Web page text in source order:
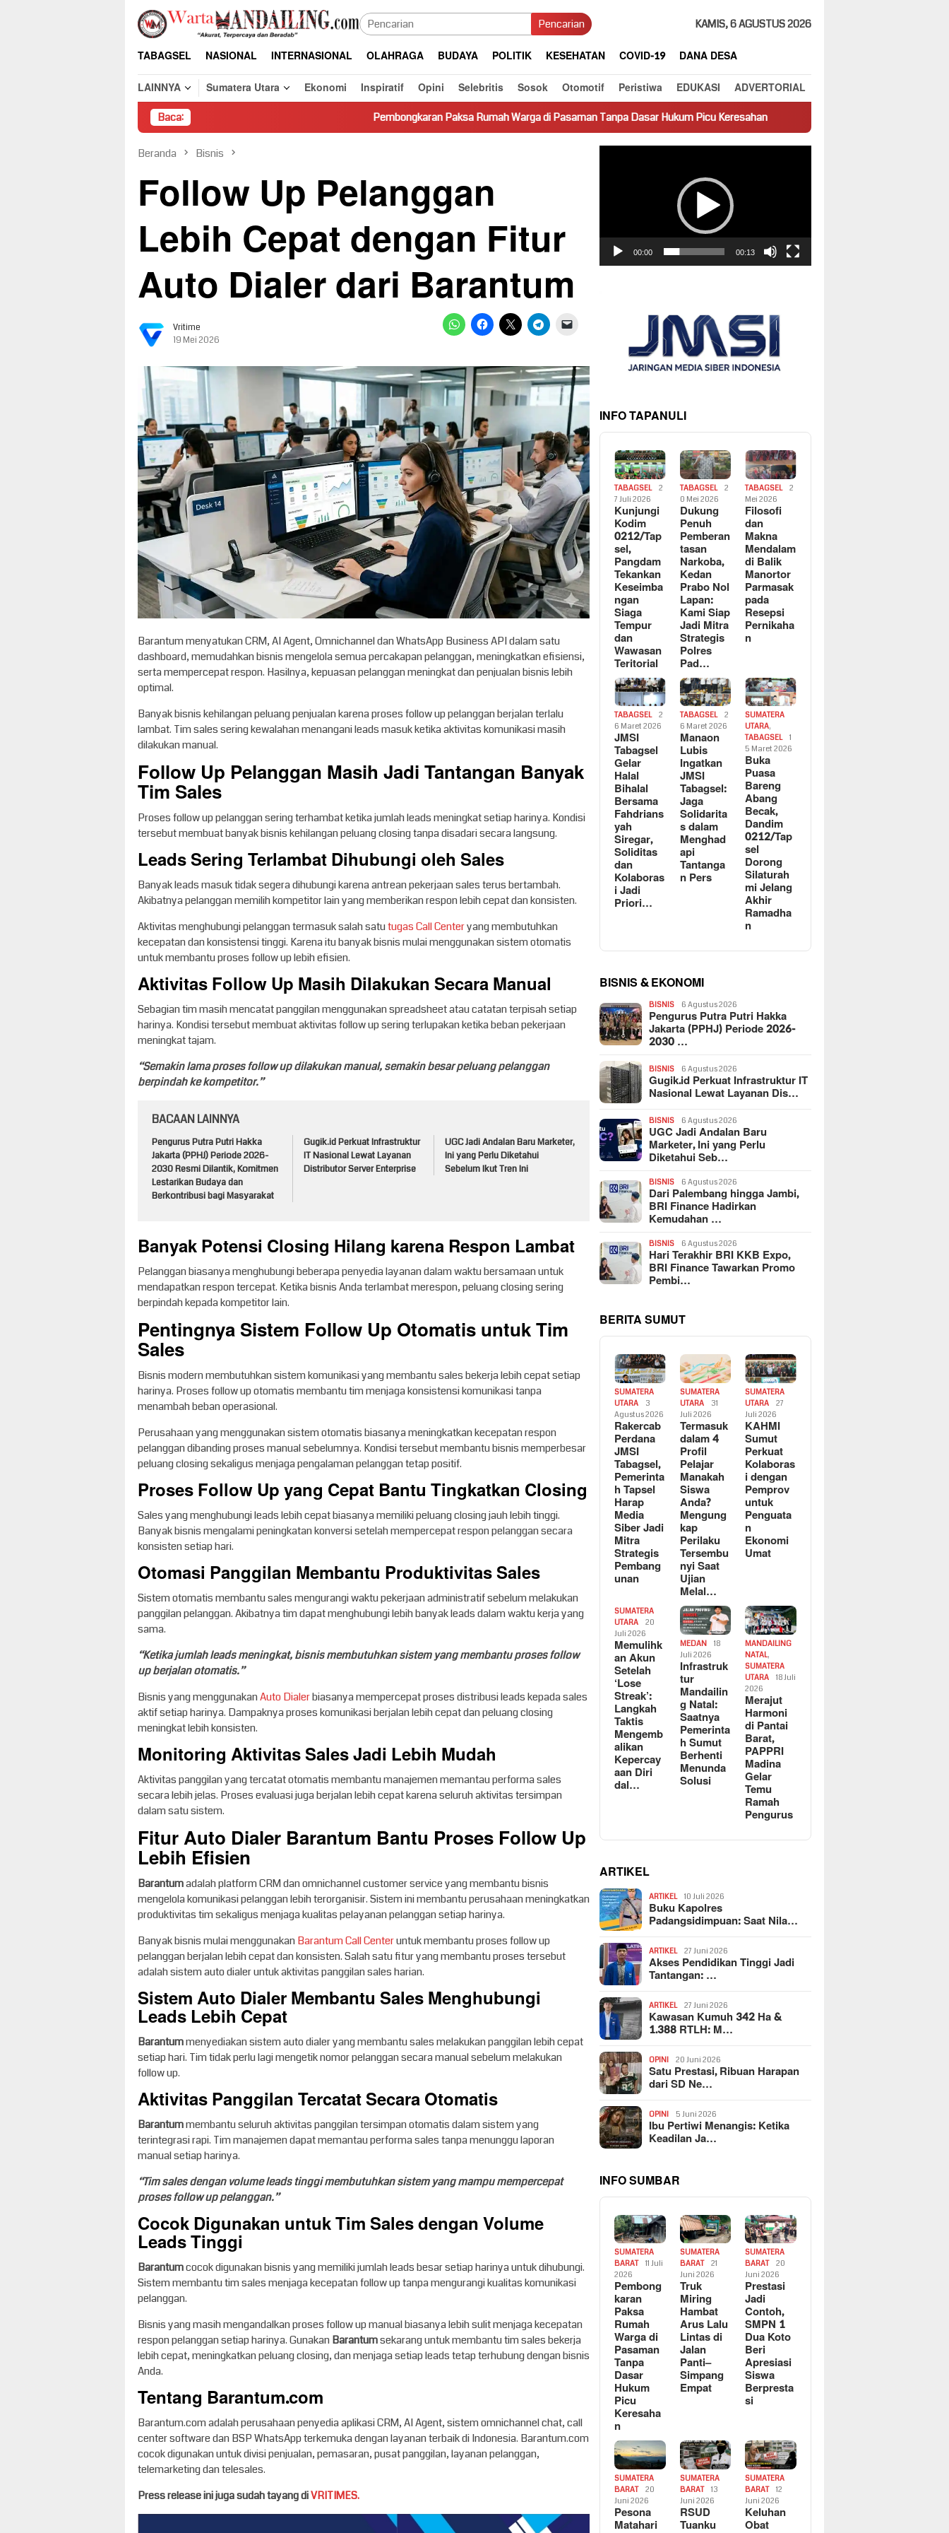
Loncat
konten
Pencarian KAMIS, 6 AGUSTUS 2026
TABAGSEL NASIONAL INTERNASIONAL OLAHRAGA BUDAYA POLITIK KESEHATAN COVID-19
DANA DESA
LAINNYA
Sumatera Utara Ekonomi Inspiratif Opini Selebritis Sosok Otomotif Peristiwa EDUKASI ADVERTORIAL
Baca: Pembongkaran Paksa Rumah Warga di Pasaman Tanpa Dasar Hukum Picu Keresahan Truk Miring Hambat Arus Lalu Lintas di Jalan
Beranda Bisnis
Follow Up Pelanggan
Lebih Cepat dengan Fitur
Auto Dialer dari Barantum
Vritime
19 Mei 2026
Barantum menyatukan CRM, AI Agent, Omnichannel dan WhatsApp Business API dalam satu
dashboard, memudahkan bisnis mengelola semua percakapan pelanggan, meningkatkan efisiensi,
serta mempercepat respon. Hasilnya, kepuasan pelanggan meningkat dan penjualan bisnis lebih
optimal.
Banyak bisnis kehilangan peluang penjualan karena proses follow up pelanggan berjalan terlalu
lambat. Tim sales sering kewalahan menangani leads masuk ketika aktivitas komunikasi masih
dilakukan manual.
Follow Up Pelanggan Masih Jadi Tantangan Banyak
Tim Sales
Proses follow up pelanggan sering terhambat ketika jumlah leads meningkat setiap harinya. Kondisi
tersebut membuat banyak bisnis kehilangan peluang closing tanpa disadari secara langsung.
Leads Sering Terlambat Dihubungi oleh Sales
Banyak leads masuk tidak segera dihubungi karena antrean pekerjaan sales terus bertambah.
Akibatnya pelanggan memilih kompetitor lain yang memberikan respon lebih cepat dan konsisten.
Aktivitas menghubungi pelanggan termasuk salah satutugas Call Centeryang membutuhkan
kecepatan dan konsistensi tinggi. Karena itu banyak bisnis mulai menggunakan sistem otomatis
untuk membantu proses follow up lebih efisien.
Aktivitas Follow Up Masih Dilakukan Secara Manual
Sebagian tim masih mencatat panggilan menggunakan spreadsheet atau catatan terpisah setiap
harinya. Kondisi tersebut membuat aktivitas follow up sering terlupakan ketika beban pekerjaan
meningkat tajam.
“Semakin lama proses follow up dilakukan manual, semakin besar peluang pelanggan
berpindah ke kompetitor.”
BACAAN LAINNYA
Pengurus Putra Putri Hakka
Jakarta (PPHJ) Periode 2026-
2030 Resmi Dilantik, Komitmen
Lestarikan Budaya dan
Berkontribusi bagi Masyarakat
Gugik.id Perkuat Infrastruktur
IT Nasional Lewat Layanan
Distributor Server Enterprise
UGC Jadi Andalan Baru Marketer,
Ini yang Perlu Diketahui
Sebelum Ikut Tren Ini
Banyak Potensi Closing Hilang karena Respon Lambat
Pelanggan biasanya menghubungi beberapa penyedia layanan dalam waktu bersamaan untuk
mendapatkan respon tercepat. Ketika bisnis Anda terlambat merespon, peluang closing sering
berpindah kepada kompetitor lain.
Pentingnya Sistem Follow Up Otomatis untuk Tim
Sales
Bisnis modern membutuhkan sistem komunikasi yang membantu sales bekerja lebih cepat setiap
harinya. Proses follow up otomatis membantu tim menjaga konsistensi komunikasi tanpa
menambah beban operasional.
Perusahaan yang menggunakan sistem otomatis biasanya meningkatkan kecepatan respon
pelanggan dibanding proses manual sebelumnya. Kondisi tersebut membantu bisnis memperbesar
peluang closing sekaligus menjaga pengalaman pelanggan tetap positif.
Proses Follow Up yang Cepat Bantu Tingkatkan Closing
Sales yang menghubungi leads lebih cepat biasanya memiliki peluang closing jauh lebih tinggi.
Banyak bisnis mengalami peningkatan konversi setelah mempercepat respon pelanggan secara
konsisten setiap hari.
Otomasi Panggilan Membantu Produktivitas Sales
Sistem otomatis membantu sales mengurangi waktu pekerjaan administratif sebelum melakukan
panggilan pelanggan. Akibatnya tim dapat menghubungi lebih banyak leads dalam waktu kerja yang
sama.
“Ketika jumlah leads meningkat, bisnis membutuhkan sistem yang membantu proses follow
up berjalan otomatis.”
Bisnis yang menggunakanAuto Dialerbiasanya mempercepat proses distribusi leads kepada sales
aktif setiap harinya. Dampaknya proses komunikasi berjalan lebih cepat dan peluang closing
meningkat lebih konsisten.
Monitoring Aktivitas Sales Jadi Lebih Mudah
Aktivitas panggilan yang tercatat otomatis membantu manajemen memantau performa sales
secara lebih jelas. Proses evaluasi juga berjalan lebih cepat karena seluruh aktivitas tersimpan
dalam satu sistem.
Fitur Auto Dialer Barantum Bantu Proses Follow Up
Lebih Efisien
Barantumadalah platform CRM dan omnichannel customer service yang membantu bisnis
mengelola komunikasi pelanggan lebih terorganisir. Sistem ini membantu perusahaan meningkatkan
produktivitas tim sekaligus menjaga kualitas pelayanan pelanggan setiap harinya.
Banyak bisnis mulai menggunakanBarantum Call Centeruntuk membantu proses follow up
pelanggan berjalan lebih cepat dan konsisten. Salah satu fitur yang membantu proses tersebut
adalah sistem auto dialer untuk aktivitas panggilan sales harian.
Sistem Auto Dialer Membantu Sales Menghubungi
Leads Lebih Cepat
Barantummenyediakan sistem auto dialer yang membantu sales melakukan panggilan lebih cepat
setiap hari. Tim tidak perlu lagi mengetik nomor pelanggan secara manual sebelum melakukan
follow up.
Aktivitas Panggilan Tercatat Secara Otomatis
Barantummembantu seluruh aktivitas panggilan tersimpan otomatis dalam sistem yang
terintegrasi rapi. Tim manajemen dapat memantau performa sales tanpa menunggu laporan
manual setiap harinya.
“Tim sales dengan volume leads tinggi membutuhkan sistem yang mampu mempercepat
proses follow up pelanggan.”
Cocok Digunakan untuk Tim Sales dengan Volume
Leads Tinggi
Barantumcocok digunakan bisnis yang memiliki jumlah leads besar setiap harinya untuk dihubungi.
Sistem membantu tim sales menjaga kecepatan follow up tanpa mengurangi kualitas komunikasi
pelanggan.
Bisnis yang masih mengandalkan proses follow up manual biasanya lebih sulit menjaga kecepatan
respon pelanggan setiap harinya. GunakanBarantumsekarang untuk membantu tim sales bekerja
lebih cepat, meningkatkan peluang closing, dan menjaga setiap leads tetap terhubung dengan bisnis
Anda.
Tentang Barantum.com
Barantum.com adalah perusahaan penyedia aplikasi CRM, AI Agent, sistem omnichannel chat, call
center software dan BSP WhatsApp terkemuka dengan layanan terbaik di Indonesia. Barantum.com
cocok digunakan untuk divisi penjualan, pemasaran, pusat panggilan, layanan pelanggan,
telemarketing dan telesales.
Press release ini juga sudah tayang diVRITIMES.
00:00 00:13
INFO TAPANULI
TABAGSEL
2
7 Juli 2026
Kunjungi
Kodim
0212/Tap
sel,
Pangdam
Tekankan
Keseimba
ngan
Siaga
Tempur
dan
Wawasan
Teritorial
TABAGSEL
2
0 Mei 2026
Dukung
Penuh
Pemberan
tasan
Narkoba,
Kedan
Prabo Nol
Lapan:
Kami Siap
Jadi Mitra
Strategis
Polres
Pad…
TABAGSEL
2
Mei 2026
Filosofi
dan
Makna
Mendalam
di Balik
Manortor
Parmasak
pada
Resepsi
Pernikaha
n
TABAGSEL
2
6 Maret 2026
JMSI
Tabagsel
Gelar
Halal
Bihalal
Bersama
Fahdrians
yah
Siregar,
Soliditas
dan
Kolaboras
i Jadi
Priori…
TABAGSEL
2
6 Maret 2026
Manaon
Lubis
Ingatkan
JMSI
Tabagsel:
Jaga
Solidarita
s dalam
Menghad
api
Tantanga
n Pers
SUMATERA
UTARA,
TABAGSEL
1
5 Maret 2026
Buka
Puasa
Bareng
Abang
Becak,
Dandim
0212/Tap
sel
Dorong
Silaturah
mi Jelang
Akhir
Ramadha
n
BISNIS & EKONOMI
BISNIS 6 Agustus 2026
Pengurus Putra Putri Hakka
Jakarta (PPHJ) Periode 2026-
2030 …
BISNIS 6 Agustus 2026
Gugik.id Perkuat Infrastruktur IT
Nasional Lewat Layanan Dis…
BISNIS 6 Agustus 2026
UGC Jadi Andalan Baru
Marketer, Ini yang Perlu
Diketahui Seb…
BISNIS 6 Agustus 2026
Dari Palembang hingga Jambi,
BRI Finance Hadirkan
Kemudahan …
BISNIS 6 Agustus 2026
Hari Terakhir BRI KKB Expo,
BRI Finance Tawarkan Promo
Pembi…
BERITA SUMUT
SUMATERA
UTARA
3
Agustus 2026
Rakercab
Perdana
JMSI
Tabagsel,
Pemerinta
h Tapsel
Harap
Media
Siber Jadi
Mitra
Strategis
Pembang
unan
SUMATERA
UTARA
31
Juli 2026
Termasuk
dalam 4
Profil
Pelajar
Manakah
Siswa
Anda?
Mengung
kap
Perilaku
Tersembu
nyi Saat
Ujian
Melal…
SUMATERA
UTARA
27
Juli 2026
KAHMI
Sumut
Perkuat
Kolaboras
i dengan
Pemprov
untuk
Penguata
n
Ekonomi
Umat
SUMATERA
UTARA
20
Juli 2026
Memulihk
an Akun
Setelah
‘Lose
Streak’:
Langkah
Taktis
Mengemb
alikan
Kepercay
aan Diri
dal…
MEDAN
18
Juli 2026
Infrastruk
tur
Mandailin
g Natal:
Saatnya
Pemerinta
h Sumut
Berhenti
Menunda
Solusi
MANDAILING
NATAL,
SUMATERA
UTARA
18 Juli
2026
Merajut
Harmoni
di Pantai
Barat,
PAPPRI
Madina
Gelar
Temu
Ramah
Pengurus
ARTIKEL
ARTIKEL 10 Juli 2026
Buku Kapolres
Padangsidimpuan: Saat Nila…
ARTIKEL 27 Juni 2026
Akses Pendidikan Tinggi Jadi
Tantangan: …
ARTIKEL 27 Juni 2026
Kawasan Kumuh 342 Ha &
1.388 RTLH: M…
OPINI 20 Juni 2026
Satu Prestasi, Ribuan Harapan
dari SD Ne…
OPINI 5 Juni 2026
Ibu Pertiwi Menangis: Ketika
Keadilan Ja…
INFO SUMBAR
SUMATERA
BARAT
11 Juli
2026
Pembong
karan
Paksa
Rumah
Warga di
Pasaman
Tanpa
Dasar
Hukum
Picu
Keresaha
n
SUMATERA
BARAT
21
Juni 2026
Truk
Miring
Hambat
Arus Lalu
Lintas di
Jalan
Panti–
Simpang
Empat
SUMATERA
BARAT
20
Juni 2026
Prestasi
Jadi
Contoh,
SMPN 1
Dua Koto
Beri
Apresiasi
Siswa
Berpresta
si
SUMATERA
BARAT
20
Juni 2026
Pesona
Matahari
SUMATERA
BARAT
13
Juni 2026
RSUD
Tuanku
SUMATERA
BARAT
12
Juni 2026
Keluhan
Obat